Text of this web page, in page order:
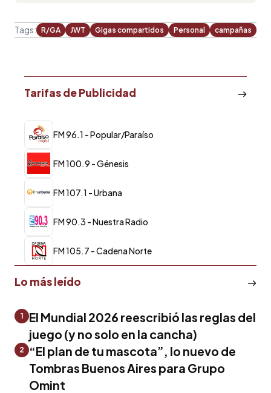
Tags: R/GA JWT Gigas compartidos Personal campañas
Tarifas de Publicidad
FM 96.1 - Popular/Paraíso
FM 100.9 - Génesis
FM 107.1 - Urbana
FM 90.3 - Nuestra Radio
FM 105.7 - Cadena Norte
Lo más leído
1
El Mundial 2026 reescribió las reglas del
juego (y no solo en la cancha)
2
“El plan de tu mascota”, lo nuevo de
Tombras Buenos Aires para Grupo
Omint